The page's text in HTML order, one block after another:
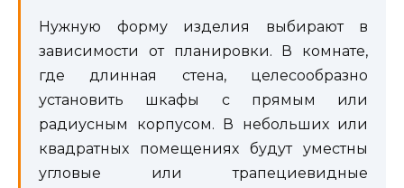
Нужную форму изделия выбирают в
зависимости от планировки. В комнате,
где длинная стена, целесообразно
установить шкафы с прямым или
радиусным корпусом. В небольших или
квадратных помещениях будут уместны
угловые или трапециевидные